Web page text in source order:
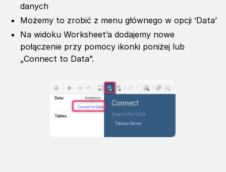
danych
Możemy to zrobić z menu głównego w opcji ‘Data’
Na widoku Worksheet’a dodajemy nowe
połączenie przy pomocy ikonki poniżej lub
„Connect to Data”.